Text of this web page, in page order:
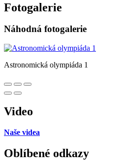
Fotogalerie
Náhodná fotogalerie
Astronomická olympiáda 1
Video
Naše videa
Oblíbené odkazy